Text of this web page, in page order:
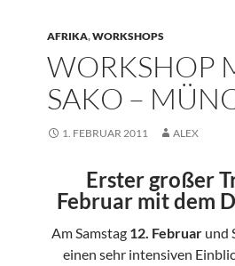
AFRIKA,WORKSHOPS
WORKSHOP
SAKO –
1. FEBRUAR 2011 ALEX
Erster großer
Februar mit dem
Am Samstag 12. Februarund
einen sehr intensiven